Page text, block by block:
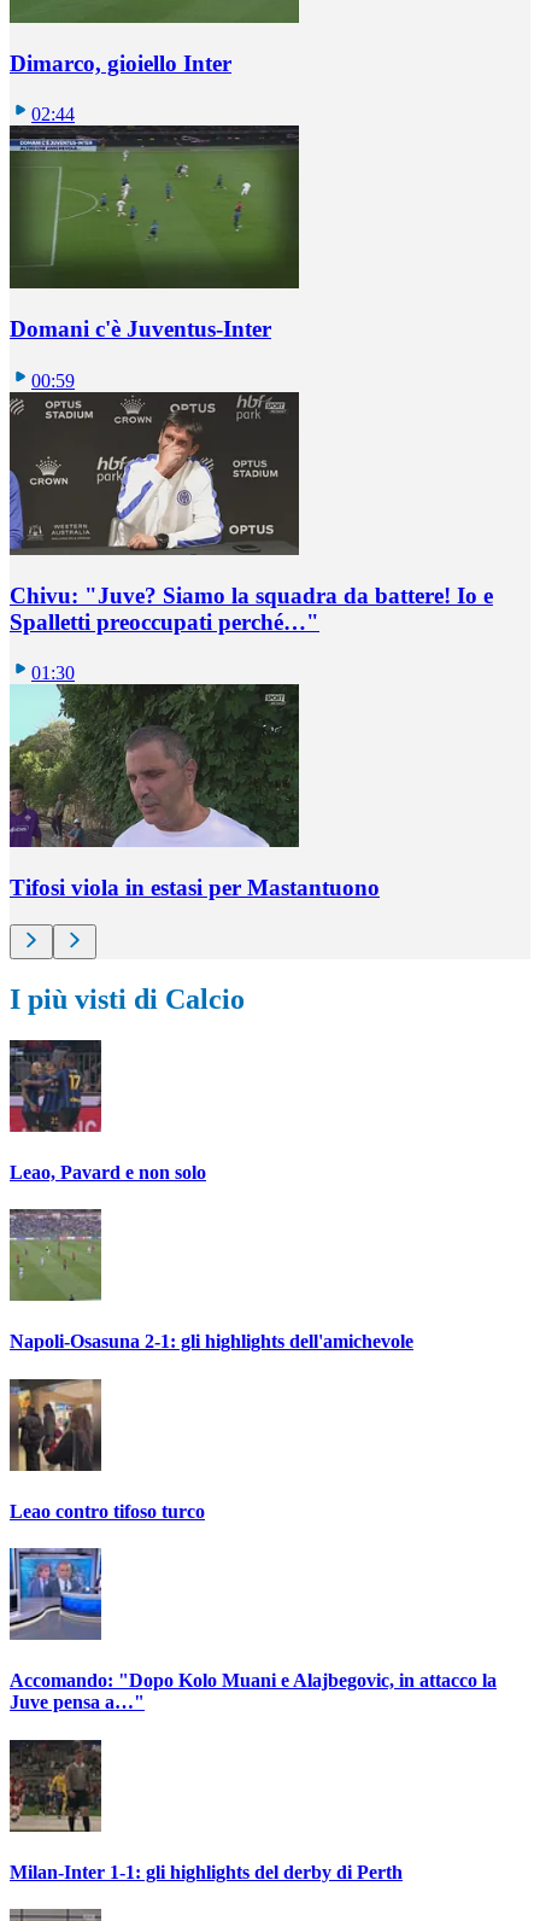
Dimarco, gioiello Inter
02:44
Domani c'è Juventus-Inter
00:59
Chivu: "Juve? Siamo la squadra da battere! Io e
Spalletti preoccupati perché…"
01:30
Tifosi viola in estasi per Mastantuono
I più visti di Calcio
Leao, Pavard e non solo
Napoli-Osasuna 2-1: gli highlights dell'amichevole
Leao contro tifoso turco
Accomando: "Dopo Kolo Muani e Alajbegovic, in attacco la
Juve pensa a…"
Milan-Inter 1-1: gli highlights del derby di Perth